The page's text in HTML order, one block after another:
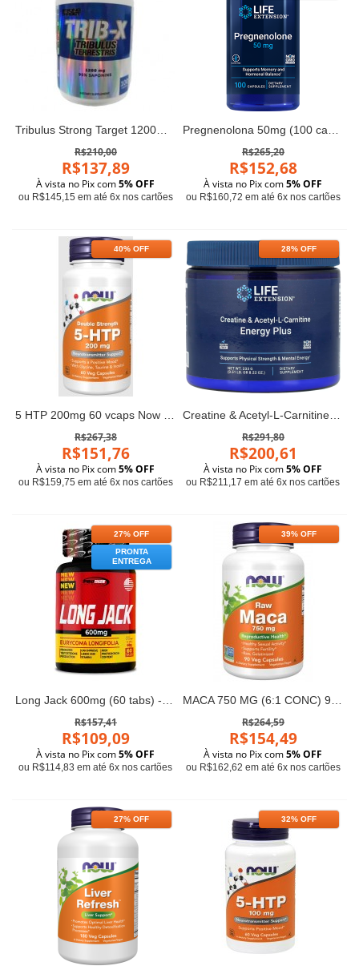
Tribulus Strong Target 1200mg 95% saponin
R$210,00
R$137,89
À vista no Pix com5% OFF
ou R$145,15 em até 6x nos cartões
Pregnenolona 50mg (100 caps) - Life Extension
R$265,20
R$152,68
À vista no Pix com5% OFF
ou R$160,72 em até 6x nos cartões
40% OFF
5 HTP 200mg 60 vcaps Now Foods
R$267,38
R$151,76
À vista no Pix com5% OFF
ou R$159,75 em até 6x nos cartões
28% OFF
Creatine & Acetyl-L-Carnitine Energy Plus 233g Life Extension
R$291,80
R$200,61
À vista no Pix com5% OFF
ou R$211,17 em até 6x nos cartões
27% OFF
PRONTA
ENTREGA
Long Jack 600mg (60 tabs) - Pro Size Nutrition
R$157,41
R$109,09
À vista no Pix com5% OFF
ou R$114,83 em até 6x nos cartões
39% OFF
MACA 750 MG (6:1 CONC) 90 VCAPS Now foods
R$264,59
R$154,49
À vista no Pix com5% OFF
ou R$162,62 em até 6x nos cartões
27% OFF 32% OFF